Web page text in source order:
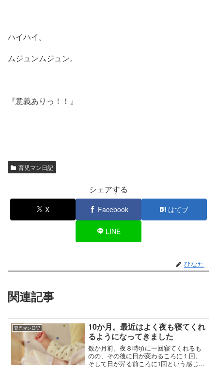
ハイハイ。
ムジュンムジュン。
『意義ありっ！！』
育児マン日記
シェアする
X Facebook はてブ
LINE
ひなた
関連記事
育児マン日記
10か月。最近はよく夜も寝てくれ
るようになってきました
数か月前。夜８時頃に一回寝てくれるも
のの、その後に日が変わるころに１回、
そして日が昇る前ころに1回という感じで